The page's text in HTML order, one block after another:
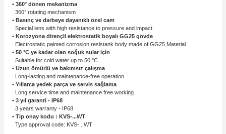
• 360° dönen mekanizma
360° rotating mechanism
• Basınç ve darbeye dayanıklı özel cam
Special lens with high resistance to pressure and impact
• Korozyona dirençli elektrostatik boyalı GG25 gövde
Electrostatic painted corrosion resistank body made of GG25 Material
• 50 °C ye kadar olan soğuk sular için
Suitable for cold water up to 50 °C
• Uzun ömürlü ve bakımsız çalışma
Long-lasting and maintenance-free operation
• Yıllarca yedek parça ve servis sağlama
Long service time and maintenance free working
• 3 yıl garanti - IP68
3 years warranty - IP68
• Tip onay kodu : KVS-...WT
Type approval code: KVS-...WT